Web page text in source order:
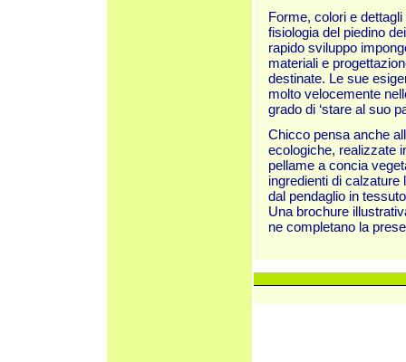
Forme, colori e
fisiologia del piedino
rapido sviluppo
materiali e
destinate. Le sue
molto velocemente
grado di ‘stare al suo
Chicco pensa anche
ecologiche, realizzate
pellame a concia
ingredienti di
dal pendaglio in
Una brochure
ne completano la